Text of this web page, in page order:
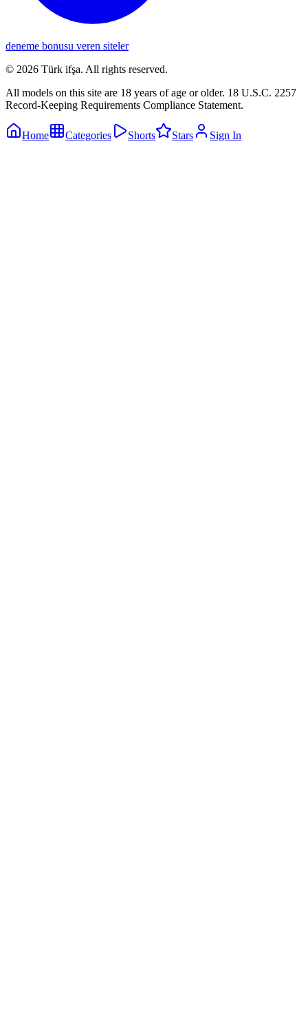
deneme bonusu veren siteler
© 2026 Türk ifşa. All rights reserved.
All models on this site are 18 years of age or older. 18 U.S.C. 2257
Record-Keeping Requirements Compliance Statement.
Home Categories Shorts Stars Sign In